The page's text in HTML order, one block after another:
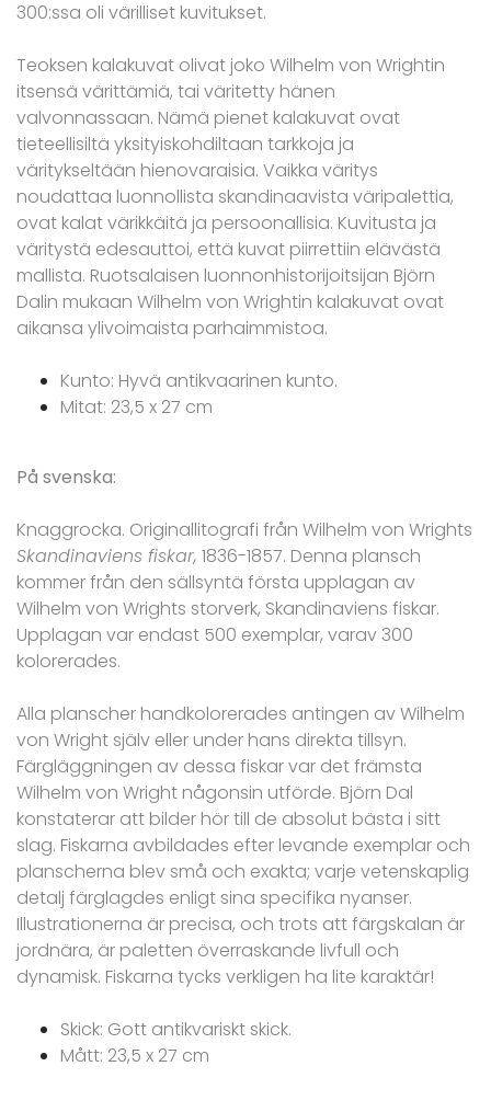
300:ssa oli värilliset kuvitukset.
Teoksen kalakuvat olivat joko Wilhelm von Wrightin
itsensä värittämiä, tai väritetty hänen
valvonnassaan. Nämä pienet kalakuvat ovat
tieteellisiltä yksityiskohdiltaan tarkkoja ja
väritykseltään hienovaraisia. Vaikka väritys
noudattaa luonnollista skandinaavista väripalettia,
ovat kalat värikkäitä ja persoonallisia. Kuvitusta ja
väritystä edesauttoi, että kuvat piirrettiin elävästä
mallista. Ruotsalaisen luonnonhistorijoitsijan Björn
Dalin mukaan Wilhelm von Wrightin kalakuvat ovat
aikansa ylivoimaista parhaimmistoa.
Kunto: Hyvä antikvaarinen kunto.
Mitat: 23,5 x 27 cm
På svenska:
Knaggrocka. Originallitografi från Wilhelm von Wrights
Skandinaviens fiskar, 1836-1857. Denna plansch
kommer från den sällsyntä första upplagan av
Wilhelm von Wrights storverk, Skandinaviens fiskar.
Upplagan var endast 500 exemplar, varav 300
kolorerades.
Alla planscher handkolorerades antingen av Wilhelm
von Wright själv eller under hans direkta tillsyn.
Färgläggningen av dessa fiskar var det främsta
Wilhelm von Wright någonsin utförde. Björn Dal
konstaterar att bilder hör till de absolut bästa i sitt
slag. Fiskarna avbildades efter levande exemplar och
planscherna blev små och exakta; varje vetenskaplig
detalj färglagdes enligt sina specifika nyanser.
Illustrationerna är precisa, och trots att färgskalan är
jordnära, är paletten överraskande livfull och
dynamisk. Fiskarna tycks verkligen ha lite karaktär!
Skick: Gott antikvariskt skick.
Mått: 23,5 x 27 cm